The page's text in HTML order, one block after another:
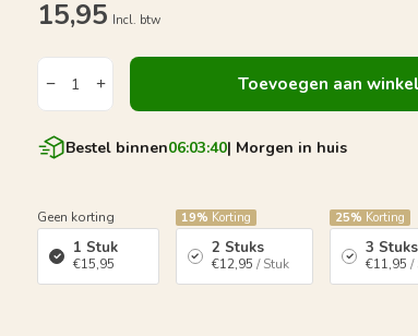
15,95 Incl. btw
Toevoegen aan
Bestel binnen06:03:40| Morgen in huis
Geen korting
1 Stuk
€15,95
19% Korting
2 Stuks
€12,95 / Stuk
25% Korting
3 Stuks
€11,95 /